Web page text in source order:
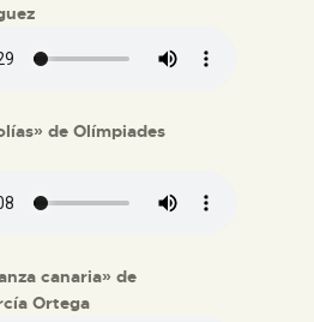
de Olímpiades
canaria» de
Ortega